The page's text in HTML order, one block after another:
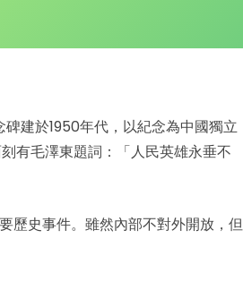
建於1950年代，以紀念為中國獨立
有毛澤東題詞：「人民英雄永垂不
歷史事件。雖然內部不對外開放，但